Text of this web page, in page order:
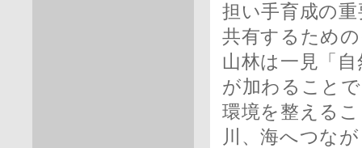
担い手育成の
共有するため
山林は一見「
が加わること
環境を整える
川、海へつな